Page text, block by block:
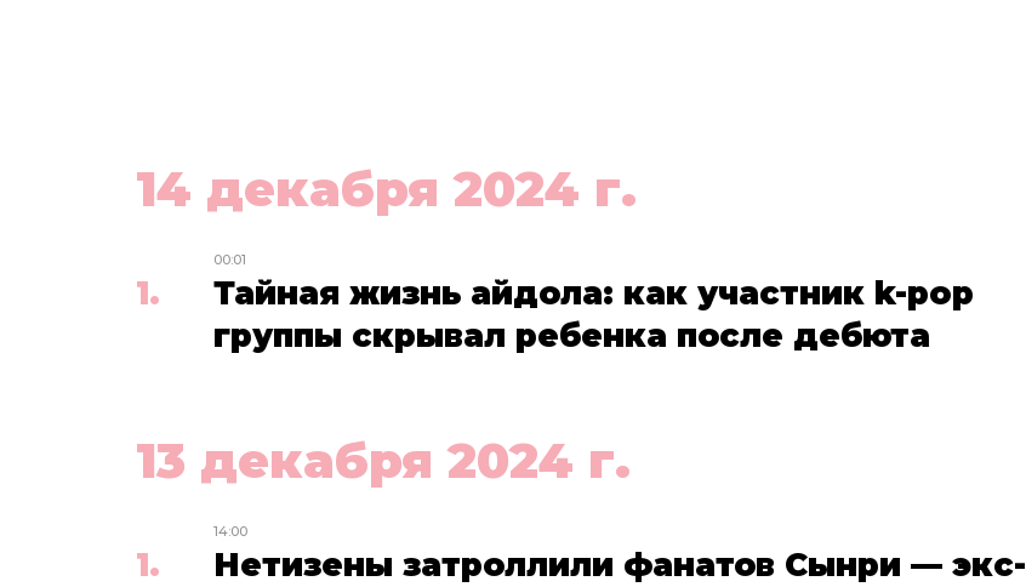
14 декабря 2024 г.
00:01
Тайная жизнь айдола: как участник k-pop
группы скрывал ребенка после дебюта
13 декабря 2024 г.
14:00
Нетизены затроллили фанатов Сынри — экс-